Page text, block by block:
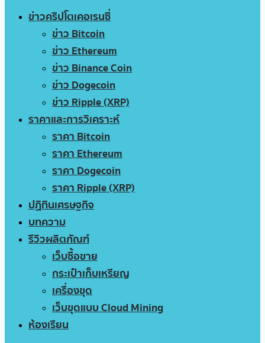
ข่าวคริปโตเคอเรนซี่
ข่าว Bitcoin
ข่าว Ethereum
ข่าว Binance Coin
ข่าว Dogecoin
ข่าว Ripple (XRP)
ราคาและการวิเคราะห์
ราคา Bitcoin
ราคา Ethereum
ราคา Dogecoin
ราคา Ripple (XRP)
ปฏิทินเศรษฐกิจ
บทความ
รีวิวผลิตภัณฑ์
เว็บซื้อขาย
กระเป๋าเก็บเหรียญ
เครื่องขุด
เว็บขุดแบบ Cloud Mining
ห้องเรียน